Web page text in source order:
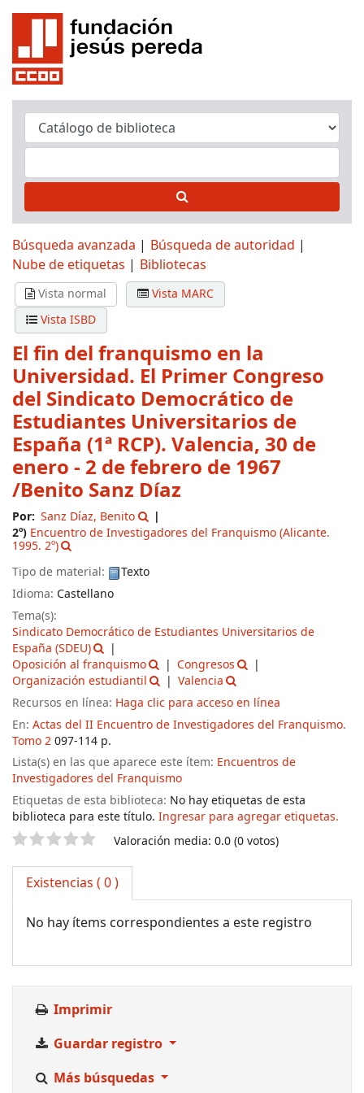
Búsqueda avanzada
Búsqueda de autoridad
Nube de etiquetas
Bibliotecas
Vista normal
Vista MARC
Vista ISBD
El fin del franquismo en la
Universidad. El Primer Congreso
del Sindicato Democrático de
Estudiantes Universitarios de
España (1ª RCP). Valencia, 30 de
enero - 2 de febrero de 1967
/Benito Sanz Díaz
Por: Sanz Díaz, Benito
2º) Encuentro de Investigadores del Franquismo(Alicante.
1995. 2º)
Tipo de material:
Texto
Idioma: Castellano
Tema(s):
Sindicato Democrático de Estudiantes Universitarios de
España (SDEU)
Oposición al franquismo
Congresos
Organización estudiantil
Valencia
Recursos en línea: Haga clic para acceso en línea
En: Actas del II Encuentro de Investigadores del Franquismo.
Tomo 2097-114 p.
Lista(s) en las que aparece este ítem: Encuentros de
Investigadores del Franquismo
Etiquetas de esta biblioteca: No hay etiquetas de esta
biblioteca para este título. Ingresar para agregar etiquetas.
Valoración Valoración media: 0.0 (0 votos)
Existencias ( 0 )
No hay ítems correspondientes a este registro
Imprimir
Guardar registro
Más búsquedas